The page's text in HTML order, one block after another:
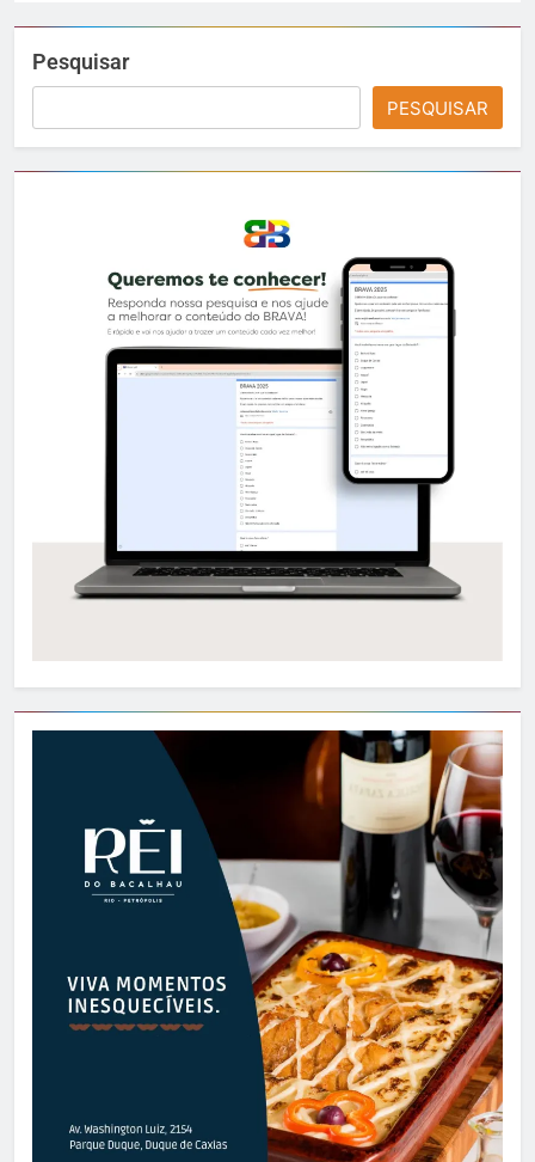
Pesquisar
PESQUISAR